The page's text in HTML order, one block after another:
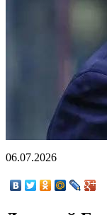
06.07.2026